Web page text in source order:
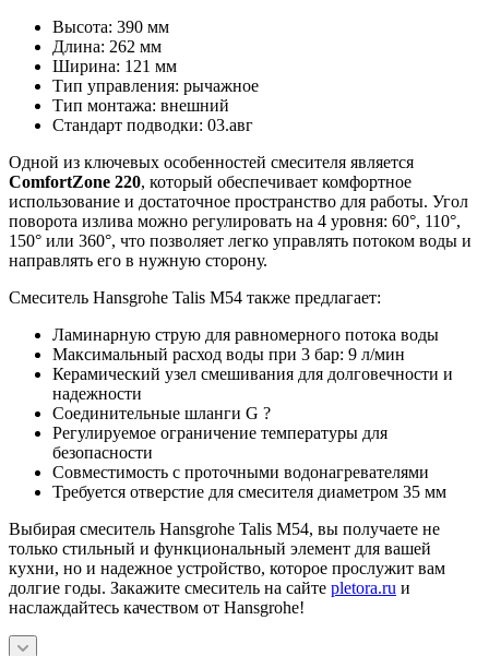
Высота: 390 мм
Длина: 262 мм
Ширина: 121 мм
Тип управления: рычажное
Тип монтажа: внешний
Стандарт подводки: 03.авг
Одной из ключевых особенностей смесителя является
ComfortZone 220, который обеспечивает комфортное
использование и достаточное пространство для работы. Угол
поворота излива можно регулировать на 4 уровня: 60°, 110°,
150° или 360°, что позволяет легко управлять потоком воды и
направлять его в нужную сторону.
Смеситель Hansgrohe Talis M54 также предлагает:
Ламинарную струю для равномерного потока воды
Максимальный расход воды при 3 бар: 9 л/мин
Керамический узел смешивания для долговечности и
надежности
Соединительные шланги G ?
Регулируемое ограничение температуры для
безопасности
Совместимость с проточными водонагревателями
Требуется отверстие для смесителя диаметром 35 мм
Выбирая смеситель Hansgrohe Talis M54, вы получаете не
только стильный и функциональный элемент для вашей
кухни, но и надежное устройство, которое прослужит вам
долгие годы. Закажите смеситель на сайте pletora.ru и
наслаждайтесь качеством от Hansgrohe!